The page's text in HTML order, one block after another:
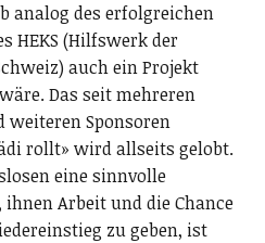
analog des erfolgreichen
HEKS (Hilfswerk der
auch ein Projekt
Das seit mehreren
weiteren Sponsoren
rollt» wird allseits gelobt.
eine sinnvolle
Arbeit und die Chance
zu geben, ist